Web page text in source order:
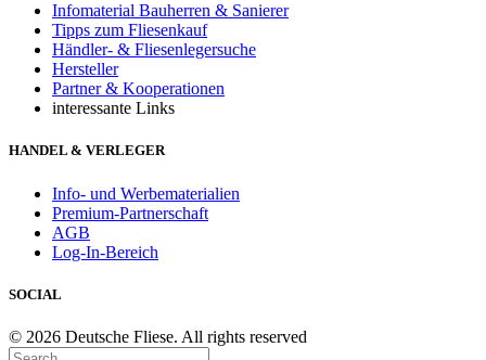
Infomaterial Bauherren & Sanierer
Tipps zum Fliesenkauf
Händler- & Fliesenlegersuche
Hersteller
Partner & Kooperationen
interessante Links
HANDEL & VERLEGER
Info- und Werbematerialien
Premium-Partnerschaft
AGB
Log-In-Bereich
SOCIAL
© 2026 Deutsche Fliese. All rights reserved